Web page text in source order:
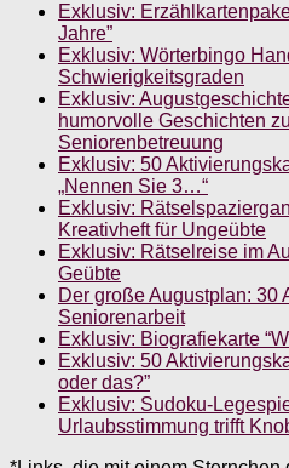
Exklusiv:
Jahre”
Exklusiv: Wörterbingo
Schwierigkeitsgraden
Exklusiv:
humorvolle Geschichten
Seniorenbetreuung
Exklusiv: 50
„Nennen Sie 3…“
Exklusiv:
Kreativheft für Ungeübte
Exklusiv: Rätselreise im
Geübte
Der große Augustplan: 30
Seniorenarbeit
Exklusiv: Biografiekarte
Exklusiv: 50
oder das?”
Exklusiv: Sudoku-
Urlaubsstimmung trifft